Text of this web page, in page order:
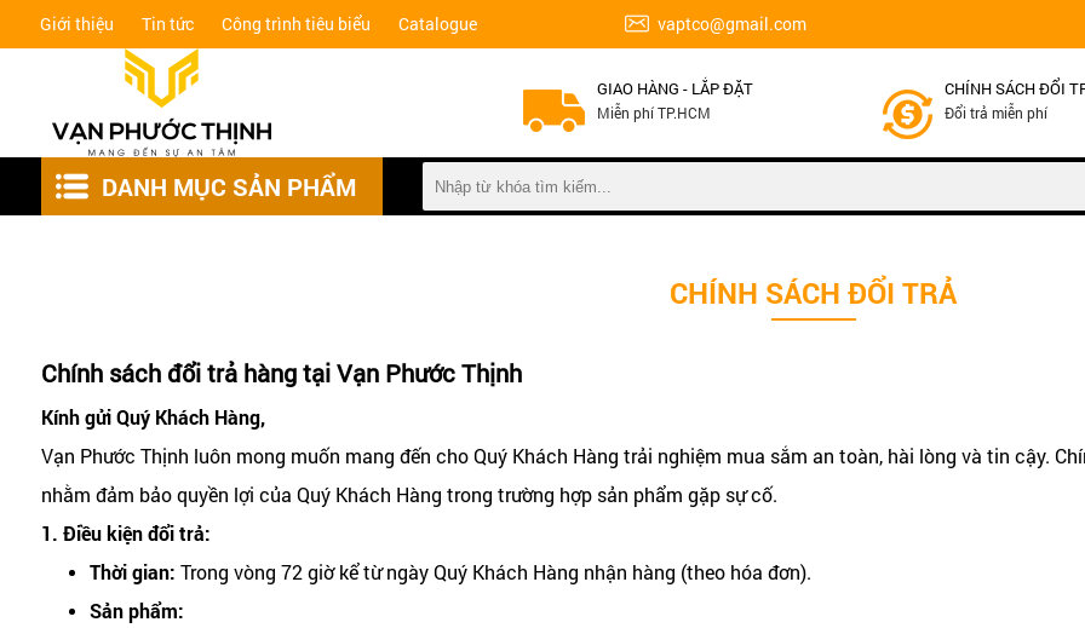
Giới thiệu Tin tức Công trình tiêu biểu Catalogue vaptco@gmail.com
GIAO HÀNG - LẮP ĐẶT
Miễn phí TP.HCM
CHÍNH SÁCH ĐỔI
Đổi trả miễn phí
DANH MỤC SẢN PHẨM
CỬA, CỔNG TỰ ĐỘNG
PHỤ KIỆN THÔNG MINH
PHỤ KIỆN NHÔM KÍNH
BẾP TỪ - BẾP ĐIỆN
CHÍNH SÁCH ĐỔI TRẢ
Chính sách đổi trả hàng tại Vạn Phước Thịnh
Kính gửi Quý Khách Hàng,
Vạn Phước Thịnh luôn mong muốn mang đến cho Quý Khách Hàng trải nghiệm mua sắm an toàn, hài lòng và tin cậy.
nhằm đảm bảo quyền lợi của Quý Khách Hàng trong trường hợp sản phẩm gặp sự cố.
1. Điều kiện đổi trả:
Thời gian: Trong vòng 72 giờ kể từ ngày Quý Khách Hàng nhận hàng (theo hóa đơn).
Sản phẩm: